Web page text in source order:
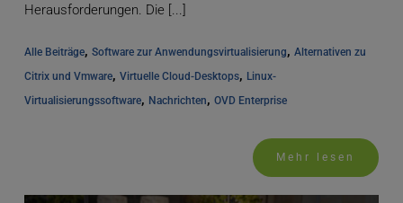
Herausforderungen. Die [...]
Alle Beiträge, Software zur Anwendungsvirtualisierung, Alternativen zu
Citrix und Vmware, Virtuelle Cloud-Desktops, Linux-
Virtualisierungssoftware, Nachrichten, OVD Enterprise
Mehr lesen